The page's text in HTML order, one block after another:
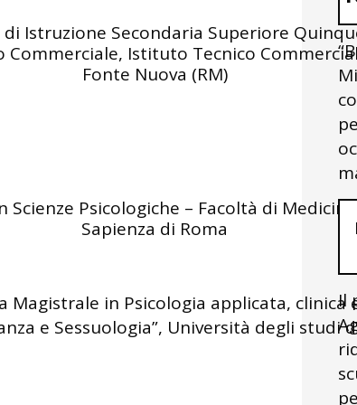
Istruzione Secondaria Superiore
Commerciale, Istituto Tecnico
Fonte Nuova (RM)
Scienze Psicologiche – Facoltà di
Sapienza di Roma
Magistrale in Psicologia applicata, clinica
e Sessuologia”, Università degli studi
Il